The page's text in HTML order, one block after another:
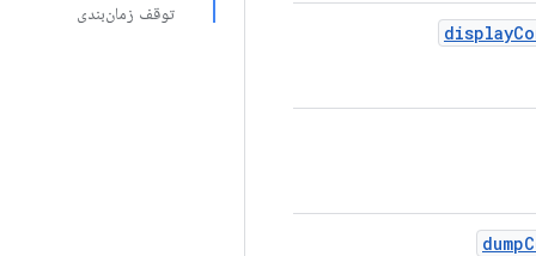
توقف زمان‌بندی
display
dump